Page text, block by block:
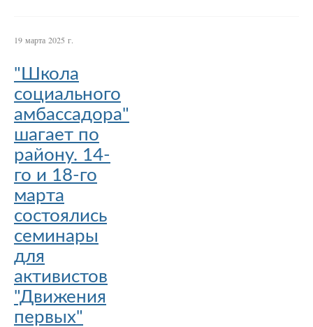
19 марта 2025 г.
"Школа
социального
амбассадора"
шагает по
району. 14-
го и 18-го
марта
состоялись
семинары
для
активистов
"Движения
первых"